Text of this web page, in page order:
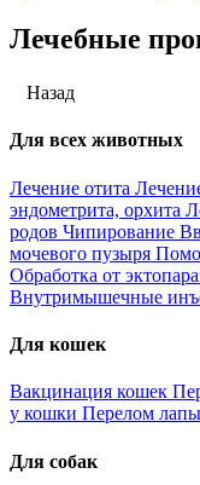
Лечебные
Назад
Для всех животных
Лечение отита
эндометрита, орхита
родов Чипирование
мочевого пузыря
Обработка от
Внутримышечные
Для кошек
Вакцинация кошек
у кошки Перелом
Для собак